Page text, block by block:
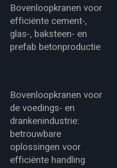
Bovenloopkranen voor
efficiënte cement-,
glas-, baksteen- en
prefab betonproductie
Bovenloopkranen voor
de voedings- en
drankenindustrie:
betrouwbare
oplossingen voor
efficiënte handling